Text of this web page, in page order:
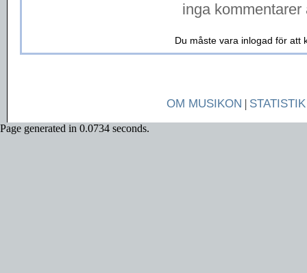
inga kommentarer
Du måste vara inlogad för att
OM MUSIKON | STATISTIK
Page generated in 0.0734 seconds.